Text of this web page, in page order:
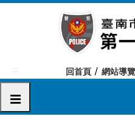
跳
容
塊
::: 回首頁 網站導覽
選單